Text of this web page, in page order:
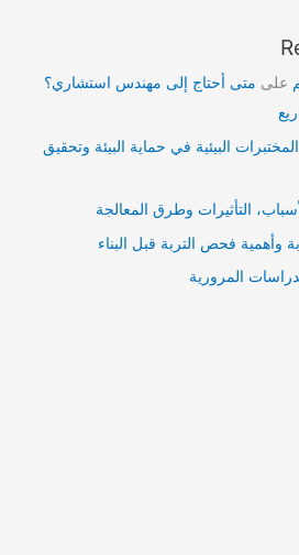
على متى أحتاج إلى مهندس استشاري؟
البيئية في حماية البيئة وتحقيق
التأثيرات وطرق المعالجة
وأهمية فحص التربة قبل البناء
المرورية